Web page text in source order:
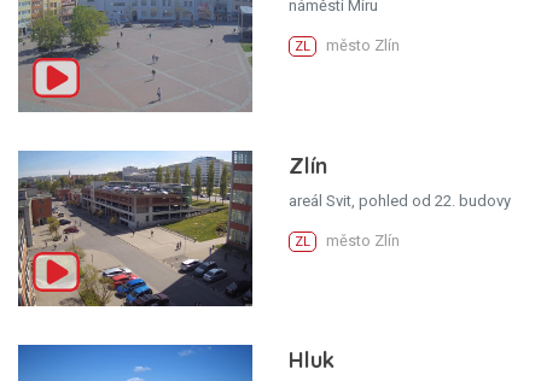
náměstí Míru
ZL město Zlín
Zlín
areál Svit, pohled od 22. budovy
ZL město Zlín
Hluk